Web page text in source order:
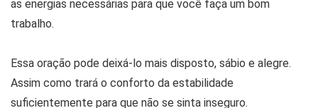
as energias necessárias para que você faça um bom
trabalho.
Essa oração pode deixá-lo mais disposto, sábio e alegre.
Assim como trará o conforto da estabilidade
suficientemente para que não se sinta inseguro.